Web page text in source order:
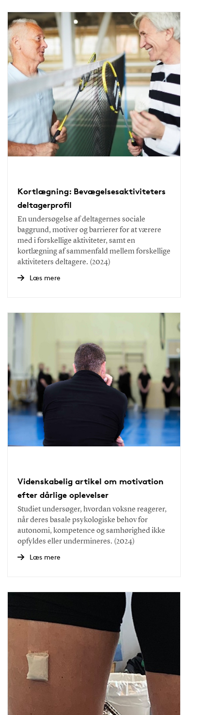
Kortlægning: Bevægelsesaktiviteters
deltagerprofil
En undersøgelse af deltagernes sociale
baggrund, motiver og barrierer for at værere
med i forskellige aktiviteter, samt en
kortlægning af sammenfald mellem forskellige
aktiviteters deltagere. (2024)
Læs mere
Videnskabelig artikel om motivation
efter dårlige oplevelser
Studiet undersøger, hvordan voksne reagerer,
når deres basale psykologiske behov for
autonomi, kompetence og samhørighed ikke
opfyldes eller undermineres. (2024)
Læs mere